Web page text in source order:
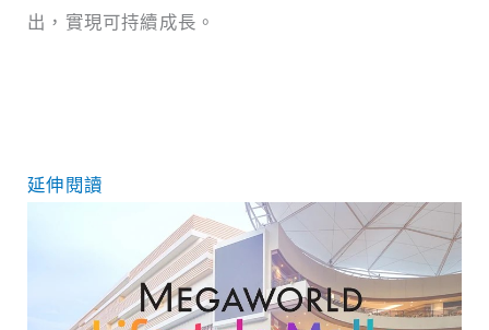
出，實現可持續成長。
延伸閱讀